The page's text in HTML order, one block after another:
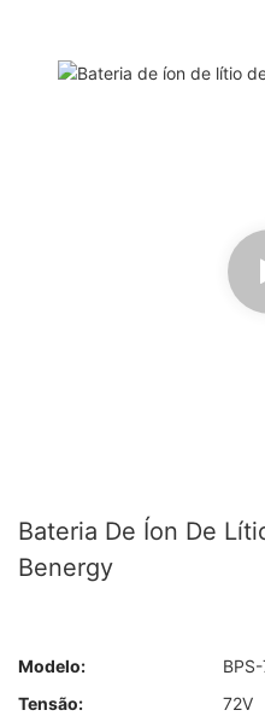
Bateria De Íon De
Benergy
Modelo:
Tensão:
72V